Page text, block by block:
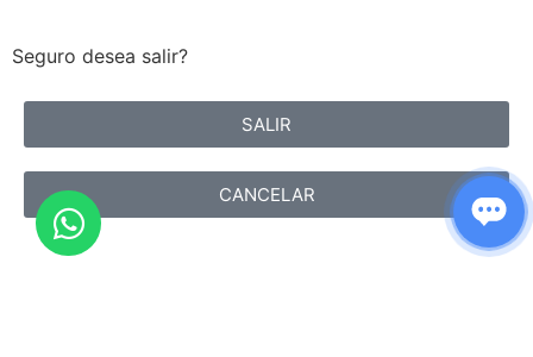
Seguro desea salir?
SALIR
CANCELAR